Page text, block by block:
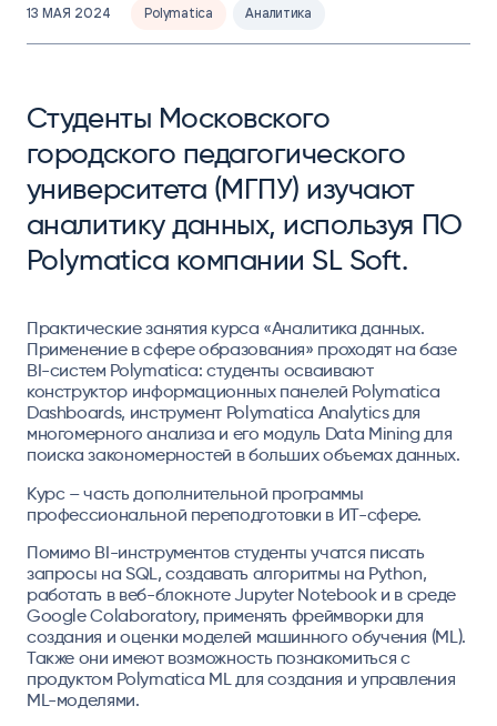
13 МАЯ 2024 Polymatica Аналитика
Студенты Московского
городского педагогического
университета (МГПУ) изучают
аналитику данных, используя ПО
Polymatica компании SL Soft.
Практические занятия курса «Аналитика данных.
Применение в сфере образования» проходят на базе
BI-систем Polymatica: студенты осваивают
конструктор информационных панелей Polymatica
Dashboards, инструмент Polymatica Analytics для
многомерного анализа и его модуль Data Mining для
поиска закономерностей в больших объемах данных.
Курс – часть дополнительной программы
профессиональной переподготовки в ИТ-сфере.
Помимо BI-инструментов студенты учатся писать
запросы на SQL, создавать алгоритмы на Python,
работать в веб-блокноте Jupyter Notebook и в среде
Google Colaboratory, применять фреймворки для
создания и оценки моделей машинного обучения (ML).
Также они имеют возможность познакомиться с
продуктом Polymatica ML для создания и управления
ML-моделями.